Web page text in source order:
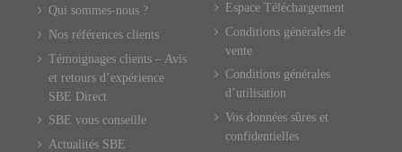
Qui sommes-nous ?
Nos références clients
Témoignages clients – Avis
et retours d’expérience
SBE Direct
SBE vous conseille
Actualités SBE
Espace Téléchargement
Conditions générales de
vente
Conditions générales
d’utilisation
Vos données sûres et
confidentielles